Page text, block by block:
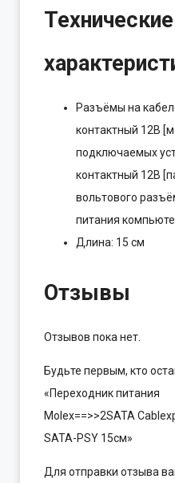
Технические
Разъёмы на
контактный 12B
подключаемых
контактный 12В
вольтового
питания
Длина: 15 см
Отзывы
Отзывов пока нет.
Будьте первым, кто
«Переходник питания
Molex==>>2SATA
SATA-PSY 15см»
Для отправки отзыва